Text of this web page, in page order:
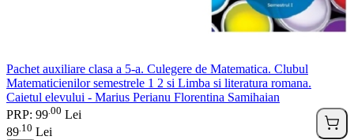
Pachet auxiliare clasa a 5-a. Culegere de Matematica. Clubul
Matematicienilor semestrele 1 2 si Limba si literatura romana.
Caietul elevului - Marius Perianu Florentina Samihaian
PRP: 99 00 Lei
89 10 Lei